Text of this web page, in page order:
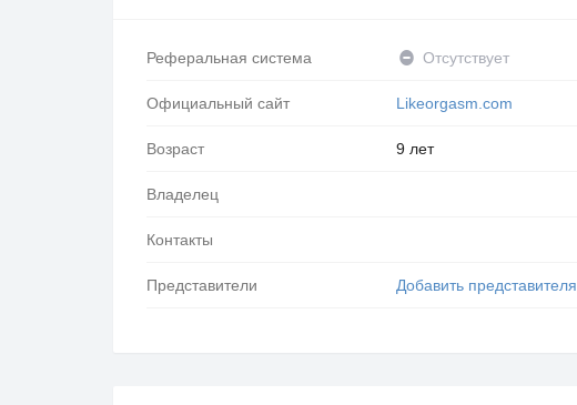
Реферальная система Отсутствует
Официальный сайт Likeorgasm.com
Возраст 9 лет
Владелец
Контакты
Представители Добавить представителя